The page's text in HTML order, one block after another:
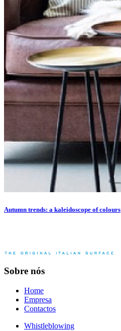
Autumn trends: a kaleidoscope of colours
Sobre nós
Home
Empresa
Contactos
Whistleblowing